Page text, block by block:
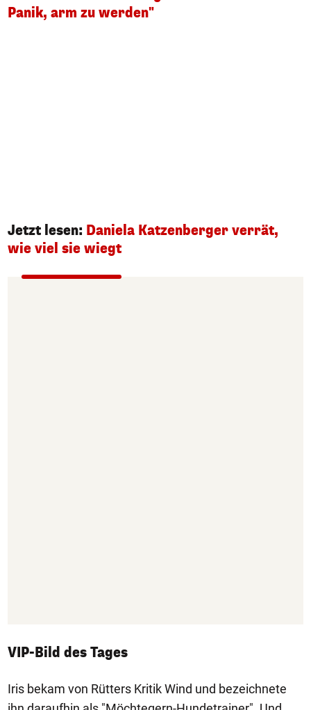
Panik, arm zu werden"
Jetzt lesen: Daniela Katzenberger verrät,
wie viel sie wiegt
VIP-Bild des Tages
Iris bekam von Rütters Kritik Wind und bezeichnete